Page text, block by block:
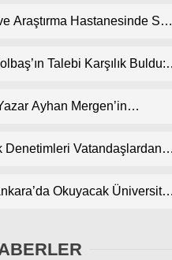
Dünya
Spor
Araştırma Hastanesinde Son
Bekleme Süresi Kısaldı
Talebi Karşılık Buldu:
Ayhan Mergen’in
Denetimleri Vatandaşlardan
Okuyacak Üniversite